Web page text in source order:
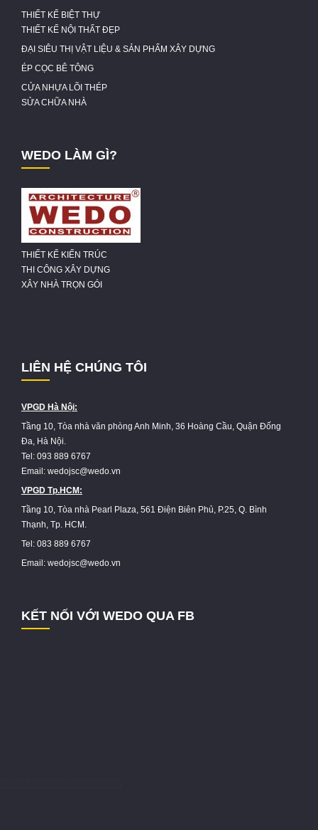
THIẾT KẾ BIỆT THỰ
THIẾT KẾ NỘI THẤT ĐẸP
ĐẠI SIÊU THỊ VẬT LIỆU & SẢN PHẨM XÂY DỰNG
ÉP CỌC BÊ TÔNG
CỬA NHỰA LÕI THÉP
SỬA CHỮA NHÀ
WEDO LÀM GÌ?
THIẾT KẾ KIẾN TRÚC
THI CÔNG XÂY DỰNG
XÂY NHÀ TRỌN GÓI
LIÊN HỆ CHÚNG TÔI
VPGD Hà Nội:
Tầng 10, Tòa nhà văn phòng Anh Minh, 36 Hoàng Cầu, Quận Đống
Đa, Hà Nội.
Tel: 093 889 6767
Email: wedojsc@wedo.vn
VPGD Tp.HCM:
Tầng 10, Tòa nhà Pearl Plaza, 561 Điện Biên Phủ, P.25, Q. Bình
Thạnh, Tp. HCM.
Tel: 083 889 6767
Email: wedojsc@wedo.vn
KẾT NỐI VỚI WEDO QUA FB